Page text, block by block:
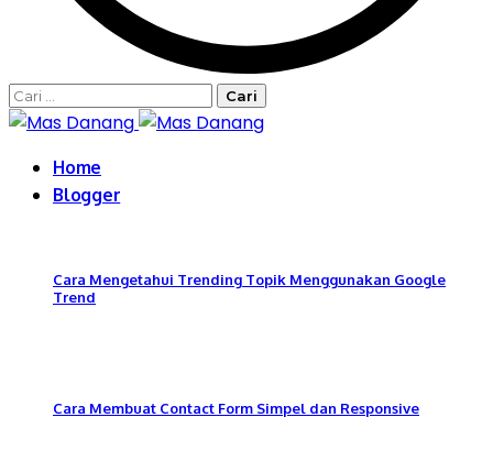
Cari
untuk:
Home
Blogger
Cara Mengetahui Trending Topik Menggunakan Google
Trend
Cara Membuat Contact Form Simpel dan Responsive